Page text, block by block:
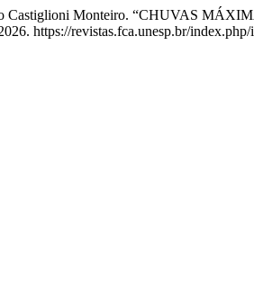
Castiglioni Monteiro. “CHUVAS
https://revistas.fca.unesp.br/